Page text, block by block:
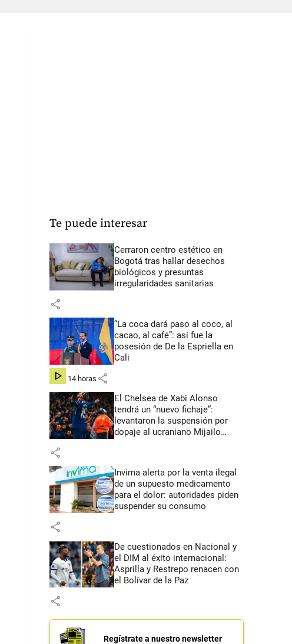
Te puede interesar
Cerraron centro estético en
Bogotá tras hallar desechos
biológicos y presuntas
irregularidades sanitarias
share
“La coca dará paso al coco, al
cacao, al café”: así fue la
posesión de De la Espriella en
Cali
hace 14 horas share
El Chelsea de Xabi Alonso
tendrá un “nuevo fichaje”:
levantaron la suspensión por
dopaje al ucraniano Mijailo
share
Invima alerta por la venta ilegal
de un supuesto medicamento
para el dolor: autoridades piden
suspender su consumo
share
De cuestionados en Nacional y
el DIM al éxito internacional:
Asprilla y Restrepo renacen con
el Bolívar de la Paz
share
Regístrate a nuestro newsletter